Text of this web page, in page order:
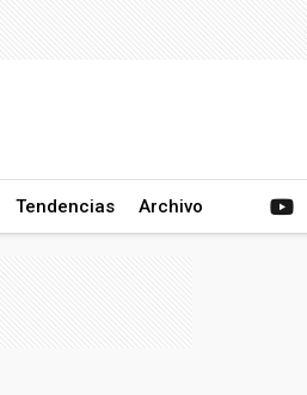
Tendencias Archivo